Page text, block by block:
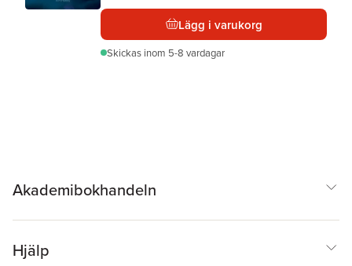
Lägg i varukorg
Skickas inom 5-8 vardagar
Akademibokhandeln
Hjälp